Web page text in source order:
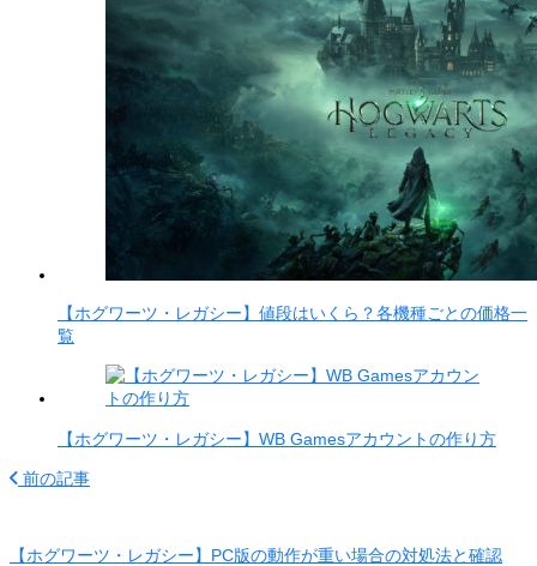
【ホグワーツ・レガシー】値段はいくら？各機種ごとの価格一
覧
【ホグワーツ・レガシー】WB Gamesアカウントの作り方
前の記事
【ホグワーツ・レガシー】PC版の動作が重い場合の対処法と確認